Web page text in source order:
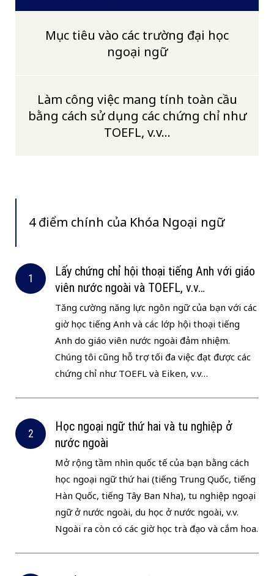
Mục tiêu vào các trường đại học
ngoại ngữ
Làm công việc mang tính toàn cầu
bằng cách sử dụng các chứng chỉ như
TOEFL, v.v…
4 điểm chính của Khóa Ngoại ngữ
Lấy chứng chỉ hội thoại tiếng Anh với giáo
viên nước ngoài và TOEFL, v.v…
Tăng cường năng lực ngôn ngữ của bạn với các
giờ học tiếng Anh và các lớp hội thoại tiếng
Anh do giáo viên nước ngoài đảm nhiệm.
Chúng tôi cũng hỗ trợ tối đa việc đạt được các
chứng chỉ như TOEFL và Eiken, v.v…
Học ngoại ngữ thứ hai và tu nghiệp ở
nước ngoài
Mở rộng tầm nhìn quốc tế của bạn bằng cách
học ngoại ngữ thứ hai (tiếng Trung Quốc, tiếng
Hàn Quốc, tiếng Tây Ban Nha), tu nghiệp ngoại
ngữ ở nước ngoài, du học ở nước ngoài, v.v.
Ngoài ra còn có các giờ học trà đạo và cắm hoa.